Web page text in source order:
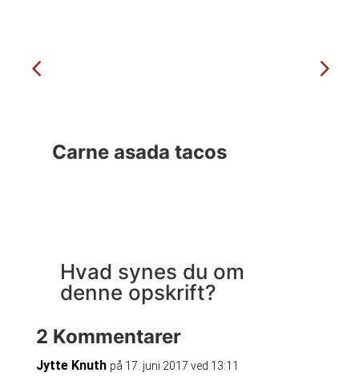
Carne asada tacos
Hvad synes du om
denne opskrift?
2 Kommentarer
Jytte Knuth på 17. juni 2017 ved 13:11